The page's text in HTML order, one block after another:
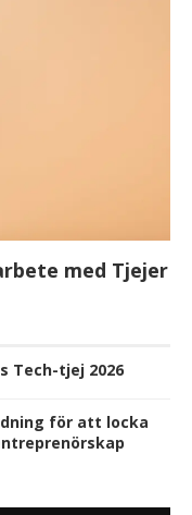
med Tjejer
Tech-tjej 2026
för att locka